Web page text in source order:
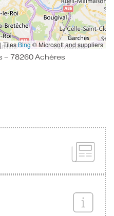
|TilesBing © Microsoft and suppliers
78260Achères